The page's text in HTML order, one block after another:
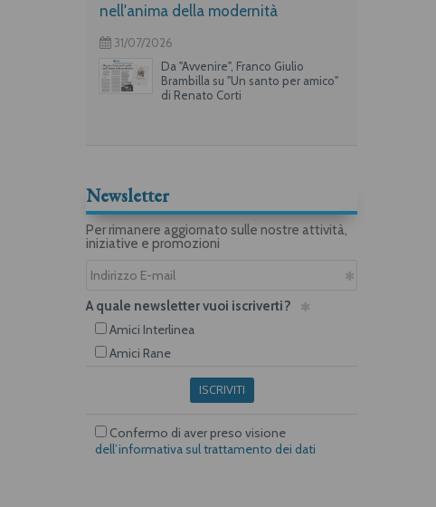
nell'anima della modernità
31/07/2026
Da "Avvenire", Franco Giulio
Brambilla su "Un santo per amico"
di Renato Corti
Newsletter
Per rimanere aggiornato sulle nostre attività,
iniziative e promozioni
A quale newsletter vuoi iscriverti?
Amici Interlinea
Amici Rane
ISCRIVITI
Confermo di aver preso visione
dell’informativa sul trattamento dei dati